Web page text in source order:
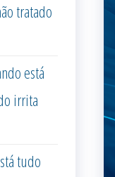
tratado
está
irrita
tudo